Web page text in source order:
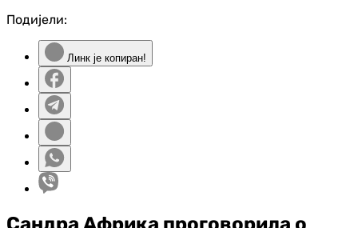
Подијели:
Линк је копиран!